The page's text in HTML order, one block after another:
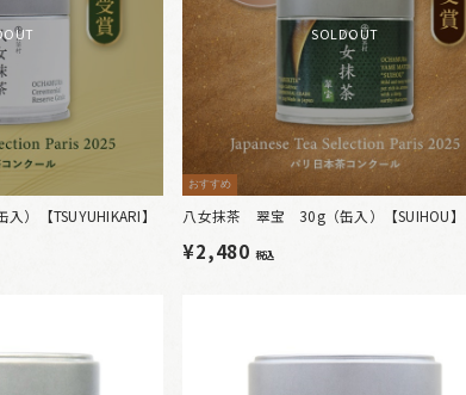
【TSUYUHIKARI】
SOLDOUT
おすすめ
八女抹茶 翠宝 30g（缶入）【SUIHOU】
¥2,480 税込